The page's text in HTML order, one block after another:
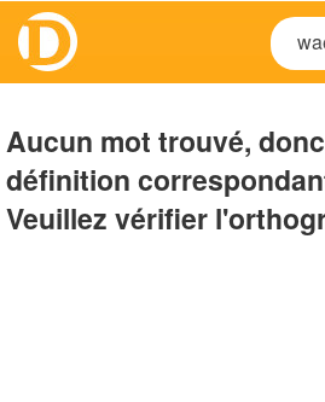
Aucun mot trouvé,
définition
Veuillez vérifier